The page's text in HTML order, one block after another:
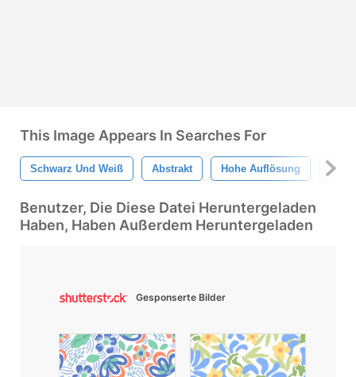
This Image Appears In Searches For
Schwarz Und Weiß Abstrakt Hohe Auflösung
Benutzer, Die Diese Datei Heruntergeladen
Haben, Haben Außerdem Heruntergeladen
Gesponserte Bilder